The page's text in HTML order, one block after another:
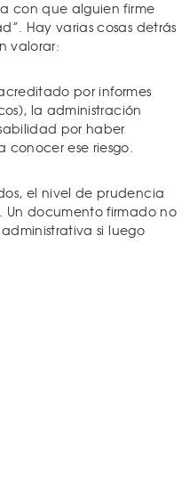
con que alguien firme
Hay varias cosas detrás
valorar:
por informes
la administración
por haber
ese riesgo.
el nivel de prudencia
Un documento firmado no
si luego